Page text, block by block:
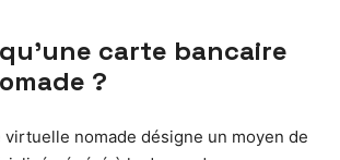
carte bancaire
?
virtuelle nomade désigne un moyen de